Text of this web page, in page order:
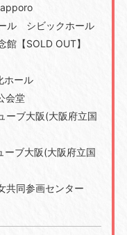
ル シビックホール
【SOLD OUT】
ホール
会堂
ーブ大阪(大阪府立国
ーブ大阪(大阪府立国
共同参画センター